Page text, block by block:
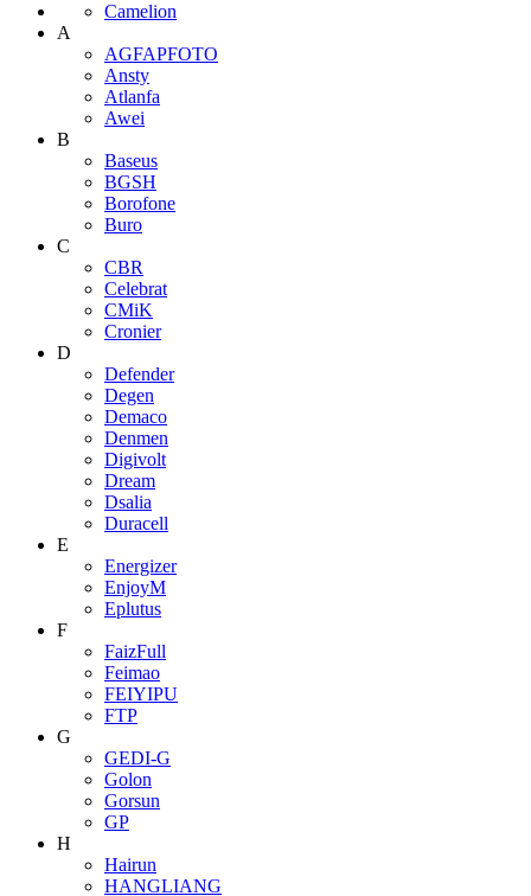
Camelion
A
AGFAPFOTO
Ansty
Atlanfa
Awei
B
Baseus
BGSH
Borofone
Buro
C
CBR
Celebrat
CMiK
Cronier
D
Defender
Degen
Demaco
Denmen
Digivolt
Dream
Dsalia
Duracell
E
Energizer
EnjoyM
Eplutus
F
FaizFull
Feimao
FEIYIPU
FTP
G
GEDI-G
Golon
Gorsun
GP
H
Hairun
HANGLIANG